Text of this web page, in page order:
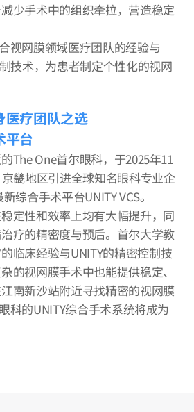
少手术中的组织牵拉，营造稳定
视网膜领域医疗团队的经验与
技术，为患者制定个性化的视网
医疗团队之选
平台
The One首尔眼科，于2025年11
畿地区引进全球知名眼科专业企
综合手术平台UNITY VCS。
定性和效率上均有大幅提升，同
疗的精密度与预后。首尔大学教
临床经验与UNITY的精密控制技
的视网膜手术中也能提供稳定、
南新沙站附近寻找精密的视网膜
科的UNITY综合手术系统将成为